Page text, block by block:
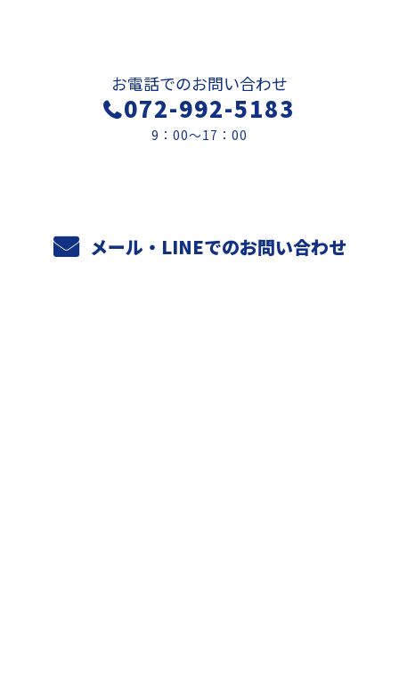
お電話でのお問い合わせ
072-992-5183
9：00～17：00
メール・LINEでのお問い合わせ